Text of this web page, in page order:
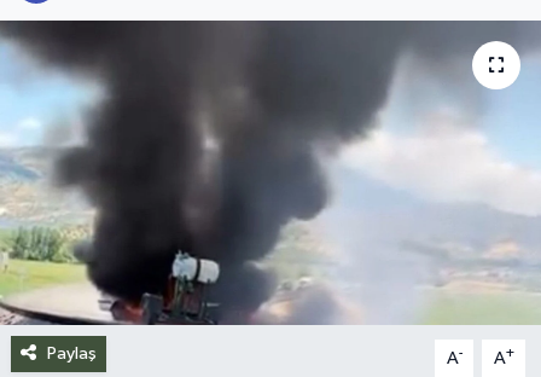
Paylaş A- A+
Siyaset
Teknoloji
Yazarlar